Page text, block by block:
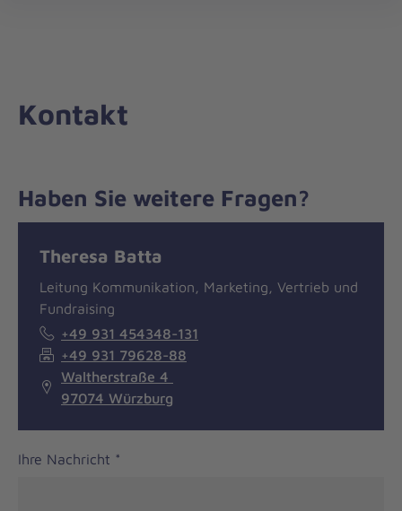
zum
Kontakt
Haben Sie weitere Fragen?
Theresa Batta
Leitung Kommunikation, Marketing, Vertrieb und
Fundraising
+49 931 454348-131
+49 931 79628-88
Waltherstraße 4
97074 Würzburg
Ihre Nachricht *